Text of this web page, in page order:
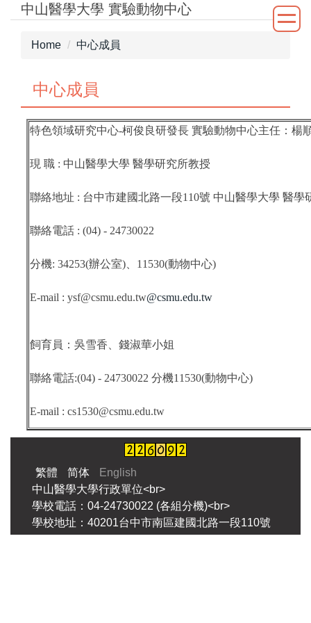
Jump中山醫學大學 實驗動物中心
Home 中心成員
中心成員
特色領域研究中心-柯俊良研發長 實驗動物中心主任：楊
現 職 : 中山醫學大學 醫學研究所教授
聯絡地址 : 台中市建國北路一段110號 中山醫學大學 醫學
聯絡電話 : (04) - 24730022
分機: 34253(辦公室)、11530(動物中心)
E-mail : ysf@csmu.edu.tw@csmu.edu.tw
飼育員：吳雪香、錢淑華小姐
聯絡電話:(04) - 24730022 分機11530(動物中心)
E-mail : cs1530@csmu.edu.tw
繁體 简体
English
中山醫學大學行政單位<br>
學校電話：04-24730022 (各組分機)<br>
學校地址：40201台中市南區建國北路一段110號